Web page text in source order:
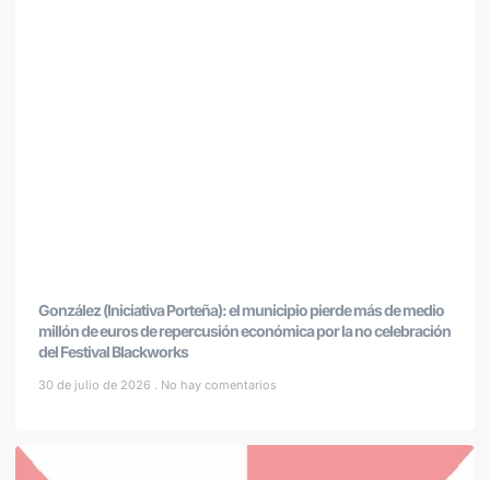
González (Iniciativa Porteña): el municipio pierde más de medio
millón de euros de repercusión económica por la no celebración
del Festival Blackworks
30 de julio de 2026 No hay comentarios